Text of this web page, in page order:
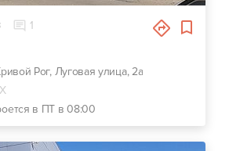
1
Рог, Луговая улица, 2а
в ПТ в 08:00